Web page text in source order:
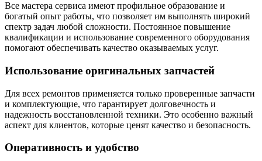
Все мастера сервиса имеют профильное образование и
богатый опыт работы, что позволяет им выполнять широкий
спектр задач любой сложности. Постоянное повышение
квалификации и использование современного оборудования
помогают обеспечивать качество оказываемых услуг.
Использование оригинальных запчастей
Для всех ремонтов применяется только проверенные запчасти
и комплектующие, что гарантирует долговечность и
надежность восстановленной техники. Это особенно важный
аспект для клиентов, которые ценят качество и безопасность.
Оперативность и удобство